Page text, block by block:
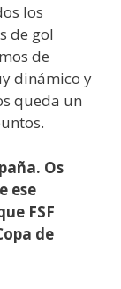
los
de gol
de
dinámico y
queda un
Os
ese
FSF
de